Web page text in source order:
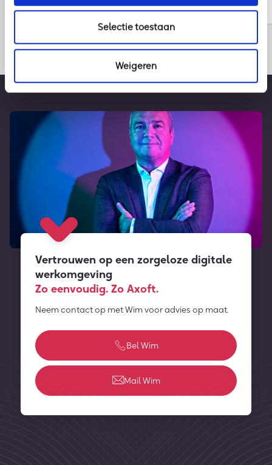
Selectie toestaan
Weigeren
Vertrouwen op een zorgeloze digitale
werkomgeving
Zo eenvoudig. Zo Axoft.
Neem contact op met Wim voor advies op maat.
Bel Wim
Mail Wim